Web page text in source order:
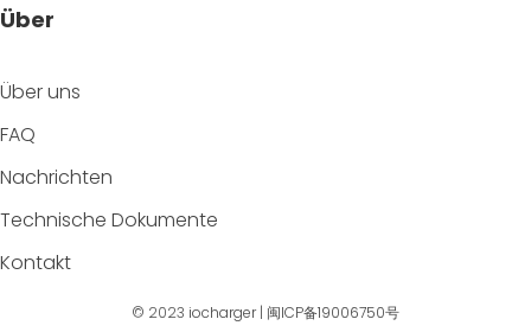
Über
Über uns
FAQ
Nachrichten
Technische Dokumente
Kontakt
© 2023 iocharger| 闽ICP备19006750号